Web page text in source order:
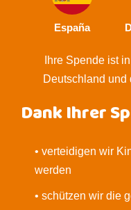
España
Ihre Spende ist
Deutschland und
Dank Ihrer
• verteidigen wir
werden
• schützen wir die